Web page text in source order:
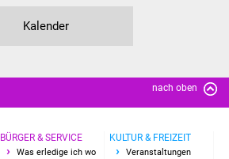
Vereine und Parteien
Sportanlagen
Kalender
nach oben
BÜRGER & SERVICE
Was erledige ich wo
KULTUR & FREIZEIT
Veranstaltungen